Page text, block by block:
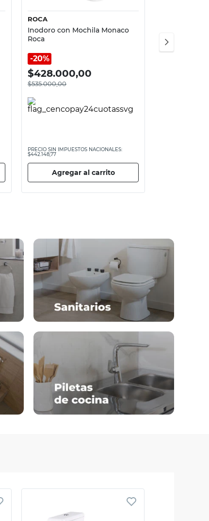
ROCA
Inodoro con Mochila Monaco
Roca
20%
$428.000,00
$535.000,00
PRECIO SIN IMPUESTOS NACIONALES:
$442.148,77
Agregar al carrito